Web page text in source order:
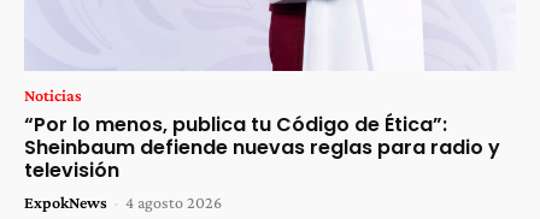
Noticias
“Por lo menos, publica tu Código de Ética”:
Sheinbaum defiende nuevas reglas para radio y
televisión
ExpokNews - 4 agosto 2026